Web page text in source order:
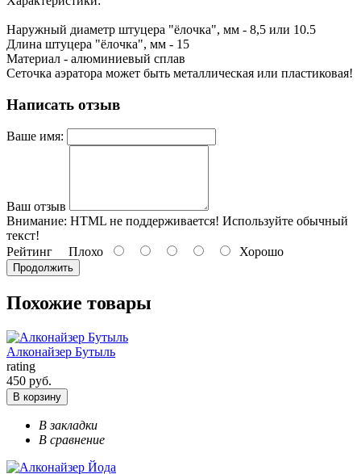
Наружный диаметр штуцера "ёлочка", мм - 8,5 или 10.5
Длина штуцера "ёлочка", мм - 15
Материал - алюминиевый сплав
Сеточка аэратора может быть металлическая или пластиковая!
Написать отзыв
Ваше имя:
Ваш отзыв
Внимание: HTML не поддерживается! Используйте обычный
текст!
Рейтинг Плохо Хорошо
Продолжить
Похожие товары
Алконайзер Бутыль
rating
450 руб.
В корзину
В закладки
В сравнение